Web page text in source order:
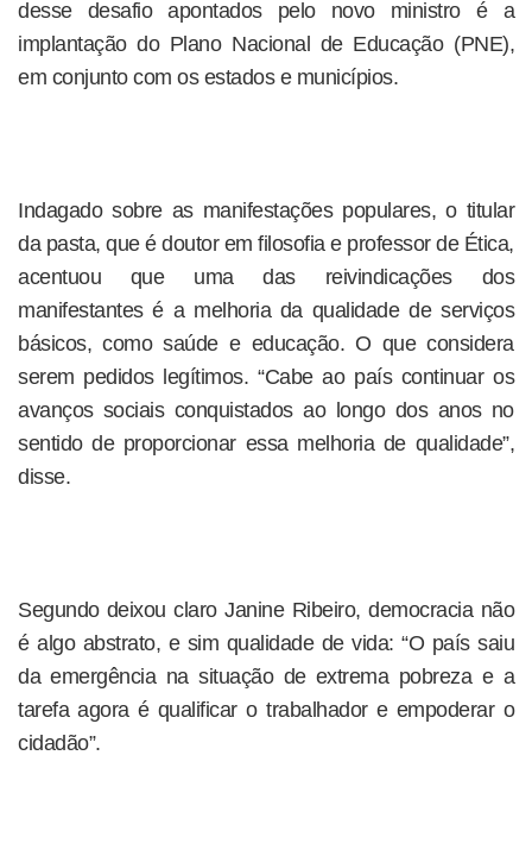
desse desafio apontados pelo novo ministro é a
implantação do Plano Nacional de Educação (PNE),
em conjunto com os estados e municípios.
Indagado sobre as manifestações populares, o titular
da pasta, que é doutor em filosofia e professor de Ética,
acentuou que uma das reivindicações dos
manifestantes é a melhoria da qualidade de serviços
básicos, como saúde e educação. O que considera
serem pedidos legítimos. “Cabe ao país continuar os
avanços sociais conquistados ao longo dos anos no
sentido de proporcionar essa melhoria de qualidade”,
disse.
Segundo deixou claro Janine Ribeiro, democracia não
é algo abstrato, e sim qualidade de vida: “O país saiu
da emergência na situação de extrema pobreza e a
tarefa agora é qualificar o trabalhador e empoderar o
cidadão”.